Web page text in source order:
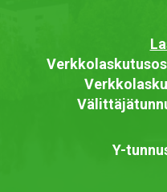
Y-